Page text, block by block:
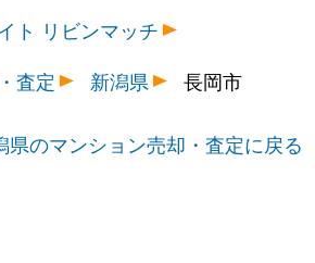
ト リビンマッチ
査定
新潟県 長岡市
県のマンション売却・査定に戻る